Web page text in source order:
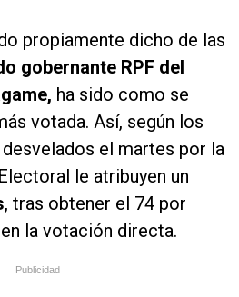
propiamente dicho de las
gobernante RPF del
ha sido como se
votada. Así, según los
el martes por la
le atribuyen un
, tras obtener el 74 por
la votación directa.
Publicidad